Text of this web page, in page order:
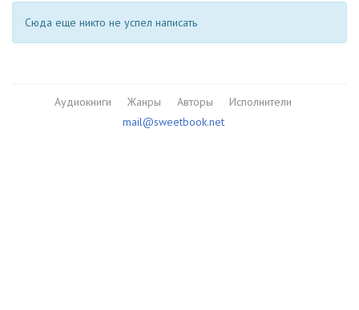
Сюда еще никто не успел написать
Аудиокниги Жанры Авторы
Исполнители
mail@sweetbook.net